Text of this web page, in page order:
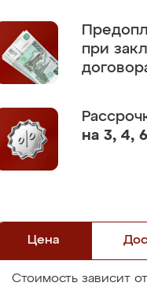
при
на 3, 4,
Цена
Стоимость зависит от